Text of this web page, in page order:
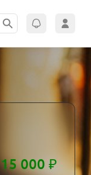
15 000 ₽